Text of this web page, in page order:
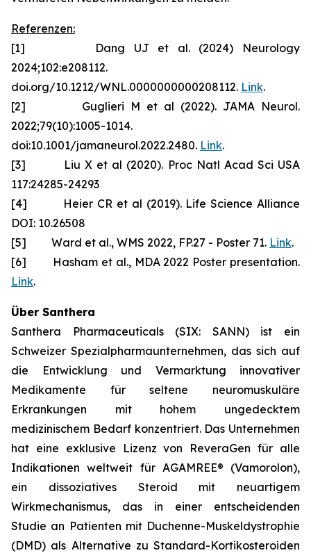
Referenzen:
[1] Dang UJ et al. (2024) Neurology
2024;102:e208112.
doi.org/10.1212/WNL.0000000000208112. Link.
[2] Guglieri M et al (2022). JAMA Neurol.
2022;79(10):1005-1014.
doi:10.1001/jamaneurol.2022.2480. Link.
[3] Liu X et al (2020). Proc Natl Acad Sci USA
117:24285-24293
[4] Heier CR et al (2019). Life Science Alliance
DOI: 10.26508
[5] Ward et al., WMS 2022, FP.27 - Poster 71. Link.
[6] Hasham et al., MDA 2022 Poster presentation.
Link.
Über Santhera
Santhera Pharmaceuticals (SIX: SANN) ist ein
Schweizer Spezialpharmaunternehmen, das sich auf
die Entwicklung und Vermarktung innovativer
Medikamente für seltene neuromuskuläre
Erkrankungen mit hohem ungedecktem
medizinischem Bedarf konzentriert. Das Unternehmen
hat eine exklusive Lizenz von ReveraGen für alle
Indikationen weltweit für AGAMREE® (Vamorolon),
ein dissoziatives Steroid mit neuartigem
Wirkmechanismus, das in einer entscheidenden
Studie an Patienten mit Duchenne-Muskeldystrophie
(DMD) als Alternative zu Standard-Kortikosteroiden